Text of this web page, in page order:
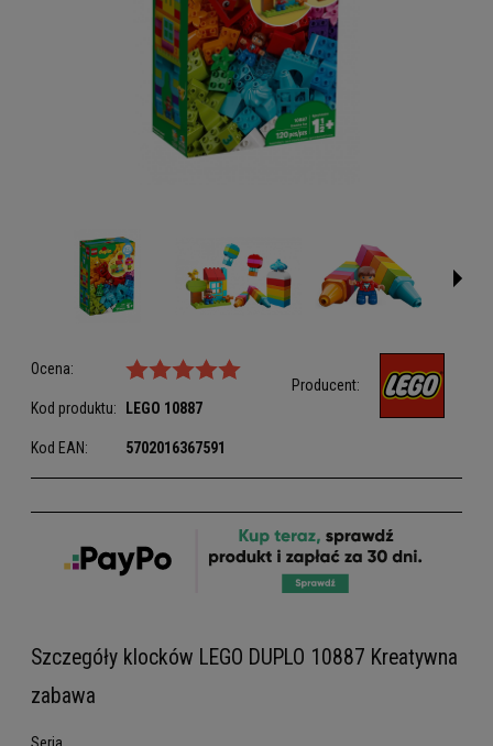
Ocena:
Kod produktu: LEGO 10887
Kod EAN: 5702016367591
Producent:
Szczegóły klocków LEGO DUPLO 10887 Kreatywna
zabawa